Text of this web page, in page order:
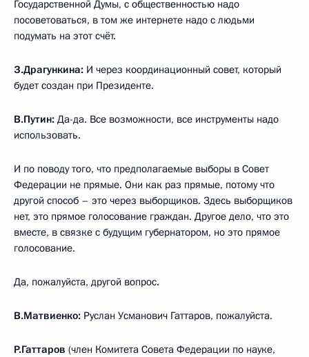
Государственной Думы, с общественностью надо
посоветоваться, в том же интернете надо с людьми
подумать на этот счёт.
З.Драгункина: И через координационный совет, который
будет создан при Президенте.
В.Путин: Да-да. Все возможности, все инструменты надо
использовать.
И по поводу того, что предполагаемые выборы в Совет
Федерации не прямые. Они как раз прямые, потому что
другой способ – это через выборщиков. Здесь выборщиков
нет, это прямое голосование граждан. Другое дело, что это
вместе, в связке с будущим губернатором, но это прямое
голосование.
Да, пожалуйста, другой вопрос.
В.Матвиенко: Руслан Усманович Гаттаров, пожалуйста.
Р.Гаттаров (член Комитета Совета Федерации по науке,